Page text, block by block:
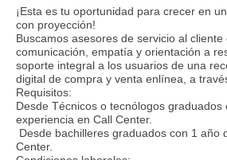
¡Esta es tu oportunidad para crecer en
con proyección!
Buscamos asesores de servicio al
comunicación, empatía y orientación a
soporte integral a los usuarios de una
digital de compra y venta enlínea, a
Requisitos:
Desde Técnicos o tecnólogos graduados
experiencia en Call Center.
Desde bachilleres graduados con 1 año
Center.